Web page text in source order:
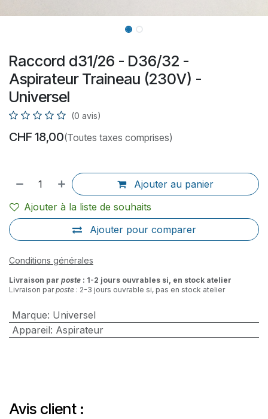
Raccord d31/26 - D36/32 -
Aspirateur Traineau (230V) -
Universel
(0 avis)
CHF 18,00(Toutes taxes comprises)
Ajouter au panier
Ajouter pour comparer
Ajouter à la liste de souhaits
Conditions générales
Livraison par poste : 1-2 jours ouvrables si, en stock atelier
Livraison parposte : 2-3 jours ouvrable si, pas en stock atelier
Marque: Universel
Appareil: Aspirateur
Avis client :